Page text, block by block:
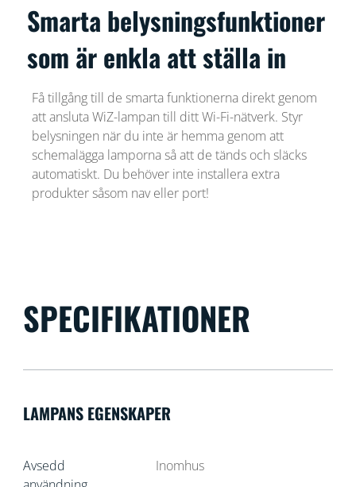
Smarta belysningsfunktioner
som är enkla att ställa in
Få tillgång till de smarta funktionerna direkt genom
att ansluta WiZ-lampan till ditt Wi-Fi-nätverk. Styr
belysningen när du inte är hemma genom att
schemalägga lamporna så att de tänds och släcks
automatiskt. Du behöver inte installera extra
produkter såsom nav eller port!
SPECIFIKATIONER
LAMPANS EGENSKAPER
Avsedd
Inomhus